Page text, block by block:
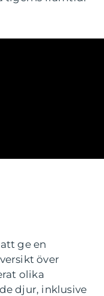
ge en
över
olika
djur, inklusive